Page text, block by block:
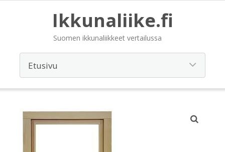
Ikkunaliike.fi
Suomen ikkunaliikkeet vertailussa